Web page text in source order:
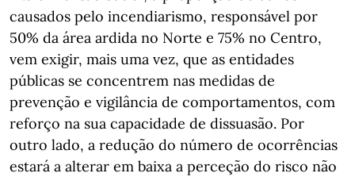
causados pelo incendiarismo, responsável por
50% da área ardida no Norte e 75% no Centro,
vem exigir, mais uma vez, que as entidades
públicas se concentrem nas medidas de
prevenção e vigilância de comportamentos, com
reforço na sua capacidade de dissuasão. Por
outro lado, a redução do número de ocorrências
estará a alterar em baixa a perceção do risco não